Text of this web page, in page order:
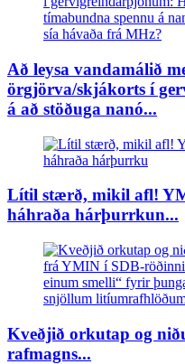
Að leysa vandamálið
örgjörva/skjákorts í
á að stöðuga nanó...
Lítil stærð, mikil afl!
háhraða hárþurrkun...
Kveðjið orkutap og
rafmagns...